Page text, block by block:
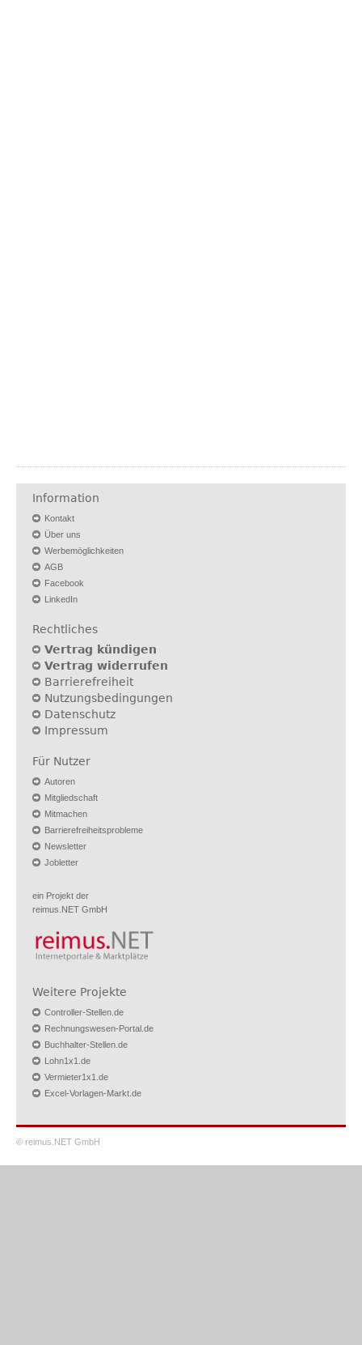
Information
Kontakt
Über uns
Werbemöglichkeiten
AGB
Facebook
LinkedIn
Rechtliches
Vertrag kündigen
Vertrag widerrufen
Barrierefreiheit
Nutzungsbedingungen
Datenschutz
Impressum
Für Nutzer
Autoren
Mitgliedschaft
Mitmachen
Barrierefreiheitsprobleme
Newsletter
Jobletter
ein Projekt der
reimus.NET GmbH
Weitere Projekte
Controller-Stellen.de
Rechnungswesen-Portal.de
Buchhalter-Stellen.de
Lohn1x1.de
Vermieter1x1.de
Excel-Vorlagen-Markt.de
© reimus.NET GmbH